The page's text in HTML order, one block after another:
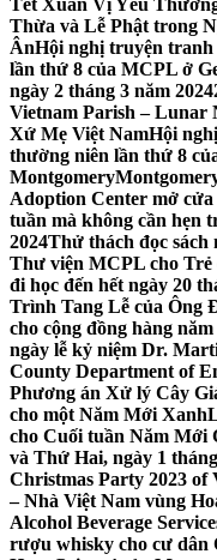
Tết Xuân Vị Yêu
Thừa và Lễ Phật trong
ÂnHội nghị truyện
lần thứ 8 của MCPL ở
ngày 2 tháng 3 năm 2024
Vietnam Parish – Lunar
Xứ Mẹ Việt NamHội
thường niên lần thứ 8
Montgomery
Adoption Center mở
tuần mà không cần hẹn
2024Thử thách đọc sách
Thư viện MCPL cho Trẻ
đi học đến hết ngày 20
Trình Tang Lễ của Ông
cho cộng đồng hàng
ngày lễ kỷ niệm Dr.
County Department of
Phương án Xử lý Cây
cho một Năm Mới Xanh
cho Cuối tuần Năm Mới
và Thứ Hai, ngày 1
Christmas Party 2023
– Nhà Việt Nam vùng
Alcohol Beverage
rượu whisky cho cư dân